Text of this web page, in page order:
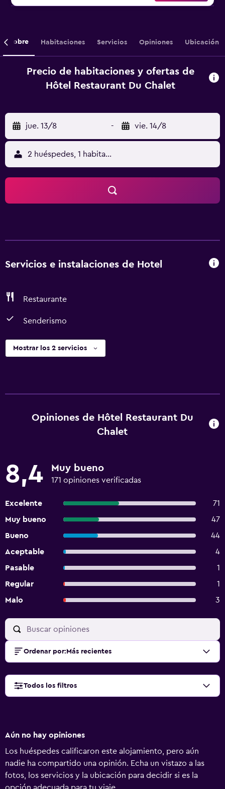
Sobre Habitaciones Servicios Opiniones Ubicación
Precio de habitaciones y ofertas de
Hôtel Restaurant Du Chalet
jue. 13/8 - vie. 14/8
2 huéspedes, 1 habitación
Servicios e instalaciones de Hotel
Restaurante
Senderismo
Mostrar los 2 servicios
Opiniones de Hôtel Restaurant Du
Chalet
8,4 Muy bueno
171 opiniones verificadas
Excelente
71
Muy bueno
47
Bueno
44
Aceptable
4
Pasable
1
Regular
1
Malo
3
Ordenar por: Más recientes
Todos los filtros
Aún no hay opiniones
Los huéspedes calificaron este alojamiento, pero aún
nadie ha compartido una opinión. Echa un vistazo a las
fotos, los servicios y la ubicación para decidir si es la